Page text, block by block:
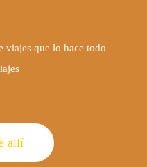
viajes que lo hace todo
allí